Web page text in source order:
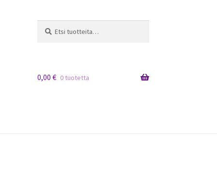
0,00 € 0 tuotetta